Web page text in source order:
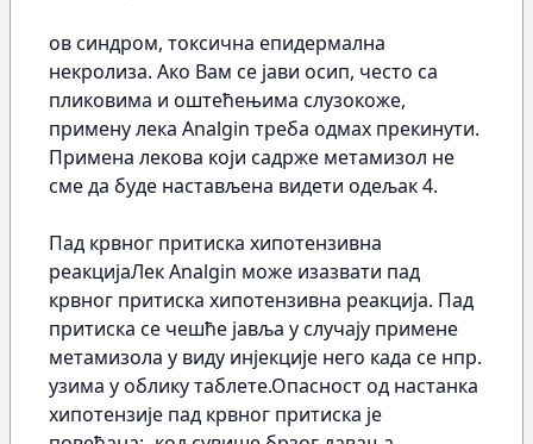
oв синдром, токсична епидермална
некролиза. Ако Вам се јави осип, често са
пликовима и оштећењима слузокоже,
примену лека Analgin треба одмах прекинути.
Примена лекова који садрже метамизол не
сме да буде настављена видети одељак 4.
Пад крвног притиска хипотензивна
реакцијаЛек Analgin може изазвати пад
крвног притиска хипотензивна реакција. Пад
притиска се чешће јавља у случају примене
метамизола у виду инјекције него када се нпр.
узима у облику таблете.Опасност од настанка
хипотензије пад крвног притиска је